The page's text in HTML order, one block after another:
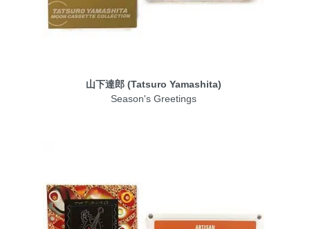
山下達郎 (Tatsuro Yamashita)
Season's Greetings